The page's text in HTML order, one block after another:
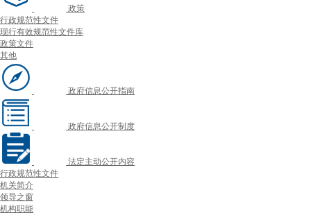
政策
行政规范性文件
现行有效规范性文件库
政策文件
其他
政府信息公开指南
政府信息公开制度
法定主动公开内容
行政规范性文件
机关简介
领导之窗
机构职能